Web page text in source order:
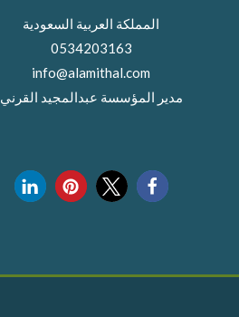
المملكة العربية السعودية
0534203163
info@alamithal.com
مدير المؤسسة عبدالمجيد القرني